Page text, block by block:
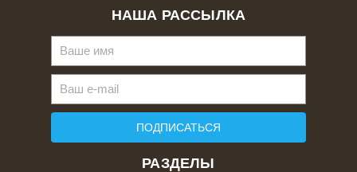
РАЗДЕЛЫ
НАША РАССЫЛКА
ПОДПИСАТЬСЯ